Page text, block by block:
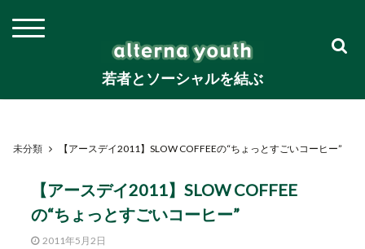
若者とソーシャルを結ぶ
未分類 【アースデイ2011】SLOW COFFEEの“ちょっとすごいコーヒー”
【アースデイ2011】SLOW COFFEE
の“ちょっとすごいコーヒー”
2011年5月2日